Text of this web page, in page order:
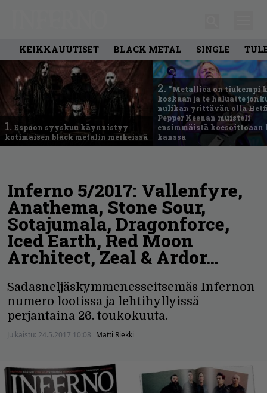
KEIKKAUUTISET BLACK METAL SINGLE
1. Espoon syyskuu käynnistyy
kotimaisen black metalin merkeissä
2. ”Metallica on tiukempi
koskaan ja te haluatte
nulikan yrittävän olla
Pepper Keenan muisteli
ensimmäistä
kanssa
Inferno 5/2017: Vallenfyre,
Anathema, Stone Sour,
Sotajumala, Dragonforce,
Iced Earth, Red Moon
Architect, Zeal & Ardor…
Sadasneljäskymmenesseitsemäs Infernon
numero lootissa ja lehtihyllyissä
perjantaina 26. toukokuuta.
Julkaistu: 24.5.2017 10:08 Matti Riekki